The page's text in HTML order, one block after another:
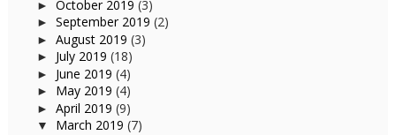
► October 2019 (3)
► September 2019 (2)
► August 2019 (3)
► July 2019 (18)
► June 2019 (4)
► May 2019 (4)
► April 2019 (9)
▼ March 2019 (7)